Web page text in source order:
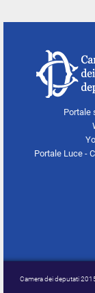
Portale
Portale Luce -
Camera dei deputati